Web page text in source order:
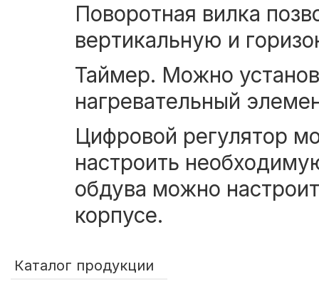
Поворотная вилка
вертикальную и
Таймер. Можно
нагревательный
Цифровой регулятор
настроить
обдува можно
корпусе.
Каталог продукции